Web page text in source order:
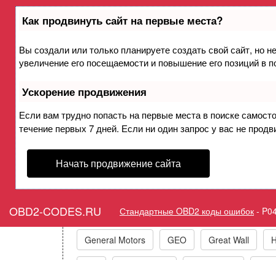
Как продвинуть сайт на первые места?
Вы создали или только планируете создать свой сайт, но
увеличение его посещаемости и повышение его позиций в
Ускорение продвижения
Если вам трудно попасть на первые места в поиске
течение первых 7 дней. Если ни один запрос у вас не
Начать продвижение сайта
OBD2-CODES.RU Стандартные OBD2 коды ошибок -
Ошибка P040F Датчик А/В
Горит ошибка
Коды
Acura Alfa Romeo Audi/VW/Skoda/
General Motors GEO Great Wall